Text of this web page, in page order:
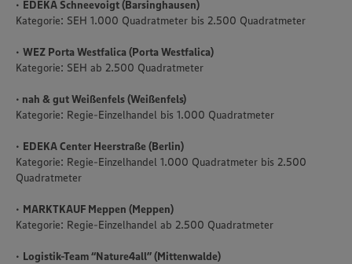
Policy unter den Stichworten „YouTube” und „Vimeo”.
• EDEKA Schneevoigt (Barsinghausen)
Kategorie: SEH 1.000 Quadratmeter bis 2.500 Quadratmeter
• WEZ Porta Westfalica (Porta Westfalica)
Kategorie: SEH ab 2.500 Quadratmeter
• nah & gut Weißenfels (Weißenfels)
Kategorie: Regie-Einzelhandel bis 1.000 Quadratmeter
• EDEKA Center Heerstraße (Berlin)
Kategorie: Regie-Einzelhandel 1.000 Quadratmeter bis 2.500
Quadratmeter
• MARKTKAUF Meppen (Meppen)
Kategorie: Regie-Einzelhandel ab 2.500 Quadratmeter
• Logistik-Team “Nature4all” (Mittenwalde)